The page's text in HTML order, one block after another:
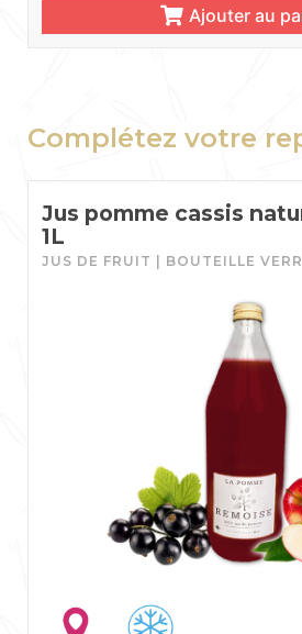
Ajouter au
Complétez votre
Jus pomme cassis
1L
JUS DE FRUIT | BOUTEILLE